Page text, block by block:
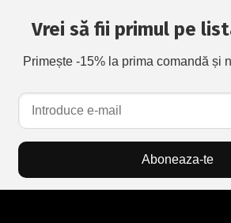
Vrei să fii primul pe
Primește -15% la prima comandă și
Aboneaza-te